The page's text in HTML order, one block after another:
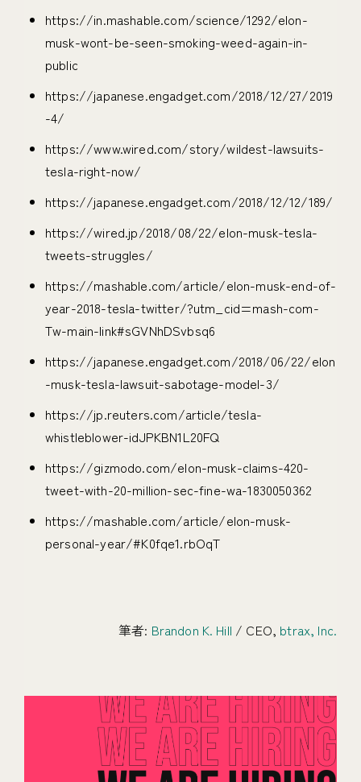
https://in.mashable.com/science/1292/elon-
musk-wont-be-seen-smoking-weed-again-in-
public
https://japanese.engadget.com/2018/12/27/2019
-4/
https://www.wired.com/story/wildest-lawsuits-
tesla-right-now/
https://japanese.engadget.com/2018/12/12/189/
https://wired.jp/2018/08/22/elon-musk-tesla-
tweets-struggles/
https://mashable.com/article/elon-musk-end-of-
year-2018-tesla-twitter/?utm_cid=mash-com-
Tw-main-link#sGVNhDSvbsq6
https://japanese.engadget.com/2018/06/22/elon
-musk-tesla-lawsuit-sabotage-model-3/
https://jp.reuters.com/article/tesla-
whistleblower-idJPKBN1L20FQ
https://gizmodo.com/elon-musk-claims-420-
tweet-with-20-million-sec-fine-wa-1830050362
https://mashable.com/article/elon-musk-
personal-year/#K0fqe1.rbOqT
筆者: Brandon K. Hill / CEO, btrax, Inc.